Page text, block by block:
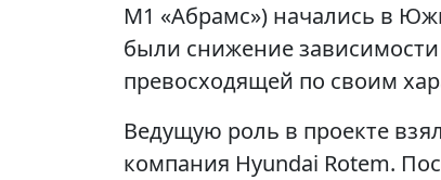
M1 «Абрамс») начались в
были снижение
превосходящей по своим
Ведущую роль в проекте
компания Hyundai Rotem.